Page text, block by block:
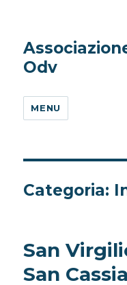
Odv
MENU
Categoria:
San
San